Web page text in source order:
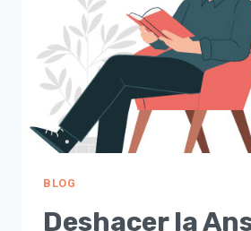
BLOG
Deshacer la